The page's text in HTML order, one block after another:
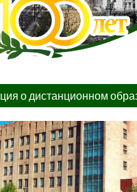
о дистанционном